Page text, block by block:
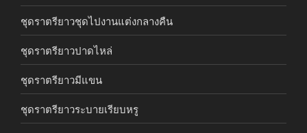
ชุดราตรียาวชุดไปงานแต่งกลางคืน
ชุดราตรียาวปาดไหล่
ชุดราตรียาวมีแขน
ชุดราตรียาวระบายเรียบหรู